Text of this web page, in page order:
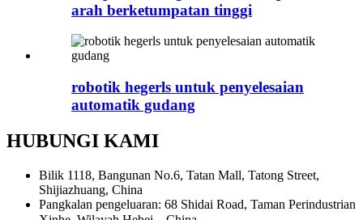
arah berketumpatan tinggi
robotik hegerls untuk penyelesaian
automatik gudang
HUBUNGI KAMI
Bilik 1118, Bangunan No.6, Tatan Mall, Tatong Street,
Shijiazhuang, China
Pangkalan pengeluaran: 68 Shidai Road, Taman Perindustrian